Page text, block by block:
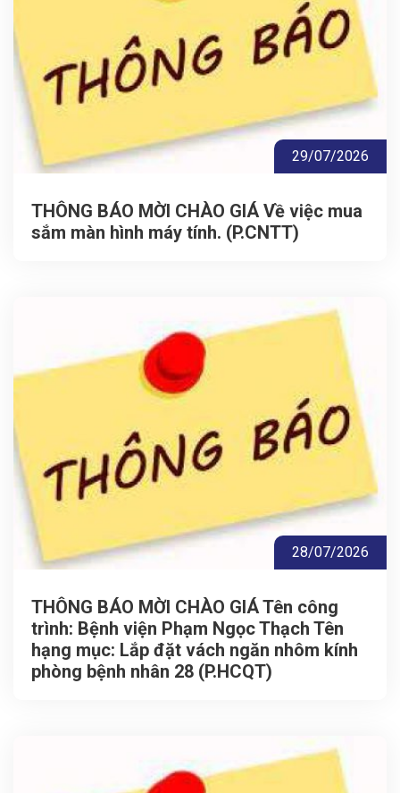
29/07/2026
THÔNG BÁO MỜI CHÀO GIÁ Về việc mua
sắm màn hình máy tính. (P.CNTT)
28/07/2026
THÔNG BÁO MỜI CHÀO GIÁ Tên công
trình: Bệnh viện Phạm Ngọc Thạch Tên
hạng mục: Lắp đặt vách ngăn nhôm kính
phòng bệnh nhân 28 (P.HCQT)